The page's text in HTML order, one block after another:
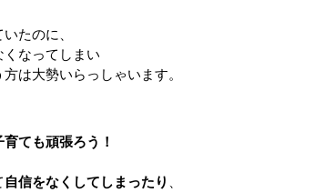
たのに、
なってしまい
は大勢いらっしゃいます。
ても頑張ろう！
自信をなくしてしまったり